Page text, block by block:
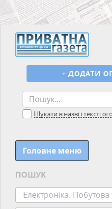
Шукати в назві і тексті
+ ДОДАТИ
Головне меню
ПОШУК
Електроніка. Побутова